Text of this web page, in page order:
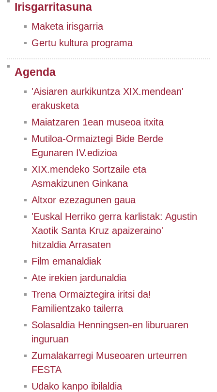
Irisgarritasuna
Maketa irisgarria
Gertu kultura programa
Agenda
'Aisiaren aurkikuntza XIX.mendean'
erakusketa
Maiatzaren 1ean museoa itxita
Mutiloa-Ormaiztegi Bide Berde
Egunaren IV.edizioa
XIX.mendeko Sortzaile eta
Asmakizunen Ginkana
Altxor ezezagunen gaua
'Euskal Herriko gerra karlistak: Agustin
Xaotik Santa Kruz apaizeraino'
hitzaldia Arrasaten
Film emanaldiak
Ate irekien jardunaldia
Trena Ormaiztegira iritsi da!
Familientzako tailerra
Solasaldia Henningsen-en liburuaren
inguruan
Zumalakarregi Museoaren urteurren
FESTA
Udako kanpo ibilaldia